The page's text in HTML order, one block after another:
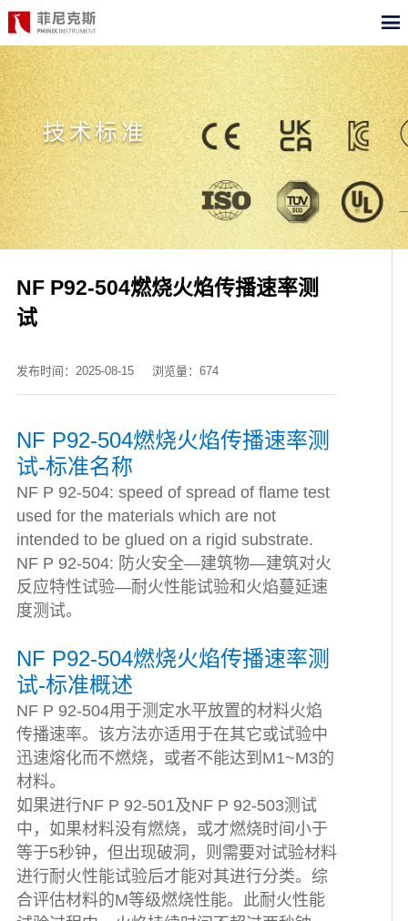
首页
产品中心
合作案例
最新动态
测试标准
职位招聘
技术标准
NF P92-504燃烧火焰传播速率测
试
发布时间：2025-08-15 浏览量：674
NF P92-504燃烧火焰传播速率测
试-标准名称
NF P 92-504: speed of spread of flame test
used for the materials which are not
intended to be glued on a rigid substrate.
NF P 92-504: 防火安全—建筑物—建筑对火
反应特性试验—耐火性能试验和火焰蔓延速
度测试。
NF P92-504燃烧火焰传播速率测
试-标准概述
NF P 92-504用于测定水平放置的材料火焰
传播速率。该方法亦适用于在其它或试验中
迅速熔化而不燃烧，或者不能达到M1~M3的
材料。
如果进行NF P 92-501及NF P 92-503测试
中，如果材料没有燃烧，或才燃烧时间小于
等于5秒钟，但出现破洞，则需要对试验材料
进行耐火性能试验后才能对其进行分类。综
合评估材料的M等级燃烧性能。此耐火性能